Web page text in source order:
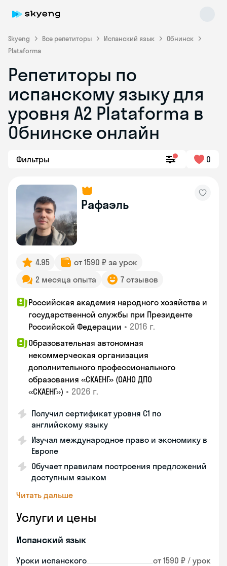
Skyeng Все репетиторы Испанский язык
Обнинск
Plataforma
Репетиторы по
испанскому языку для
уровня А2 Plataforma в
Обнинске онлайн
Фильтры 0
Рафаэль
4.95
от 1590 ₽ за урок
2 месяца опыта
7 отзывов
Российская академия народного хозяйства и
государственной службы при Президенте
Российской Федерации • 2016 г.
Образовательная автономная
некоммерческая организация
дополнительного профессионального
образования «СКАЕНГ» (ОАНО ДПО
«СКАЕНГ») • 2026 г.
Получил сертификат уровня С1 по
английскому языку
Изучал международное право и экономику в
Европе
Обучает правилам построения предложений
доступным языком
Читать дальше
Услуги и цены
Испанский язык
Уроки испанского от 1590 ₽ / урок
Skyeng Chat